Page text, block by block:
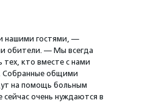
нашими гостями, —
обители. — Мы всегда
кто вместе с нами
Собранные общими
на помощь больным
очень нуждаются в